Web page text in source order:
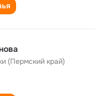
(Пермский край)